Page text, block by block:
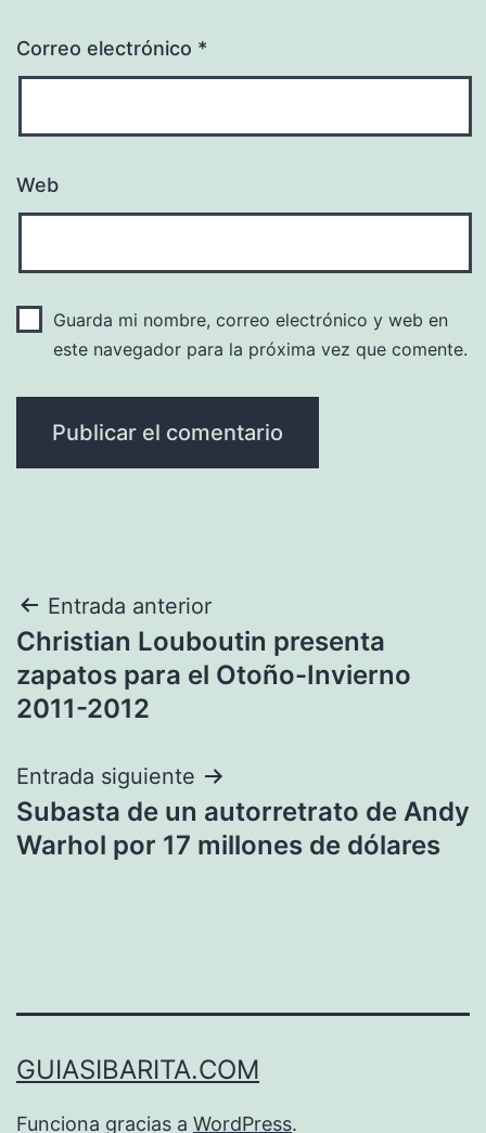
Correo electrónico *
Web
Guarda mi nombre, correo electrónico y web en
este navegador para la próxima vez que comente.
Navegación
de
entradas
Entrada anterior
Christian Louboutin presenta
zapatos para el Otoño-Invierno
2011-2012
Entrada siguiente
Subasta de un autorretrato de Andy
Warhol por 17 millones de dólares
GUIASIBARITA.COM
Funciona gracias a WordPress.